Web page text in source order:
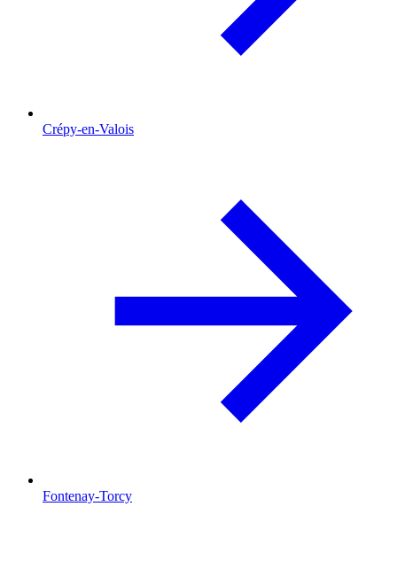
Crépy-en-Valois
Fontenay-Torcy